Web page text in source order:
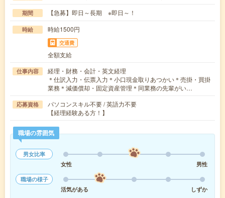
期間 【急募】即日～長期 ※即日～！
時給 時給1500円
交通費
全額支給
仕事内容
経理・財務・会計・英文経理
＊仕訳入力・伝票入力＊小口現金取りあつかい＊売掛・買掛
業務＊減価償却・固定資産管理＊同業務の先輩がい…
応募資格
パソコンスキル不要 / 英語力不要
【経理経験ある方！】
職場の雰囲気
男女比率
女性
男性
職場の様子
活気がある
しずか